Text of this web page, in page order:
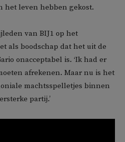
het leven hebben gekost.
van BIJ1 op het
als boodschap dat het uit de
onacceptabel is. ‘Ik had er
afrekenen. Maar nu is het
machtsspelletjes binnen
partij.’